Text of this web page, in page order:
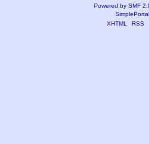
Powered by SMF
XHTML
RSS